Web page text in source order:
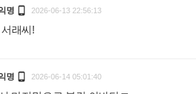
명  2026-06-13 22:56:13
래씨!
명  2026-06-14 05:01:40